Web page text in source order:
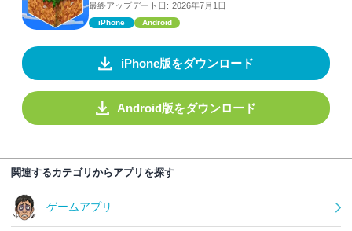
最終アップデート日: 2026年7月1日
iPhone Android
iPhone版をダウンロード
Android版をダウンロード
関連するカテゴリからアプリを探す
ゲームアプリ